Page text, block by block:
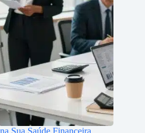
Sua Saúde Financeira